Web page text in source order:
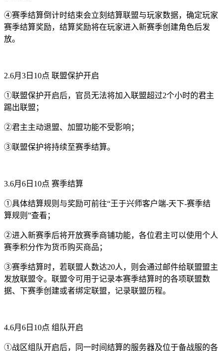
④赛季结算倒计时结束会立刻结算联盟与玩家数据，确定玩家
赛季结算奖励，结算奖励将在玩家进入新赛季创建角色后发
放。
2.6月3日10点 联盟保护开启
①联盟保护开启后，官员无法将加入联盟超过2个小时的君主
踢出联盟；
②君主主动退盟、加盟功能不受影响；
③联盟保护将持续至赛季结算。
3.6月6日10点 赛季结算
①具体结算规则与奖励可前往“王于兴师客户端-天下-赛季结
算规则”查看；
②进入新赛季后将开放赛季商铺功能，各位君主可以使用个人
赛季积分作为货币购买商品；
③赛季结算时，若联盟人数达20人，则会通过邮件给联盟盟主
发放联盟令。联盟令可用于记录本赛季结算时的各项联盟数
据、下赛季创建或者绑定联盟，记录联盟历程。
4.6月6日10点 组队开启
①战区组队开启后，同一时间结算的服务器及位于备战服的各